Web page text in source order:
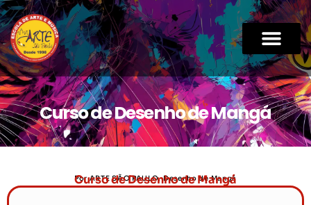
Curso de Desenho de Mangá
Curso de Desenho de Mangá
Por ARTE SÃO PAULO, Desenho de Mangá